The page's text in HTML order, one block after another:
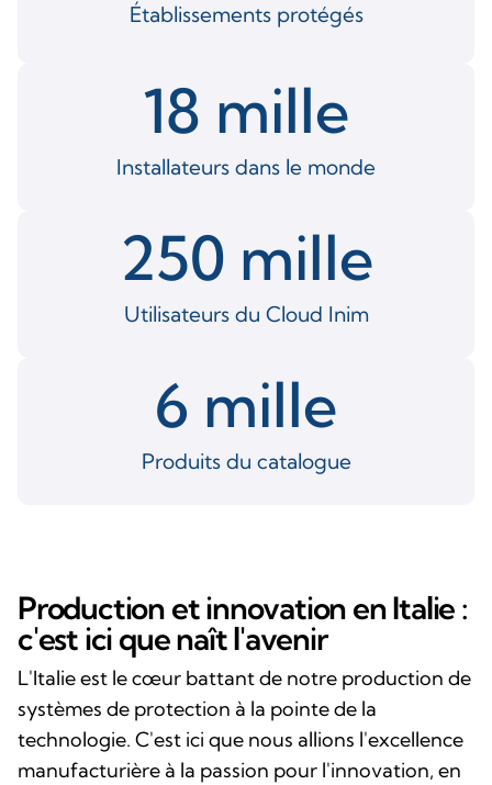
Établissements protégés
Installateurs dans le monde
18 mille
Utilisateurs du Cloud Inim
250 mille
Produits du catalogue
6 mille
Production et innovation en Italie :
c'est ici que naît l'avenir
L'Italie est le cœur battant de notre production de
systèmes de protection à la pointe de la
technologie. C'est ici que nous allions l'excellence
manufacturière à la passion pour l'innovation, en